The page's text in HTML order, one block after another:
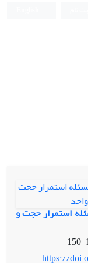
استمرار حجت و
https://